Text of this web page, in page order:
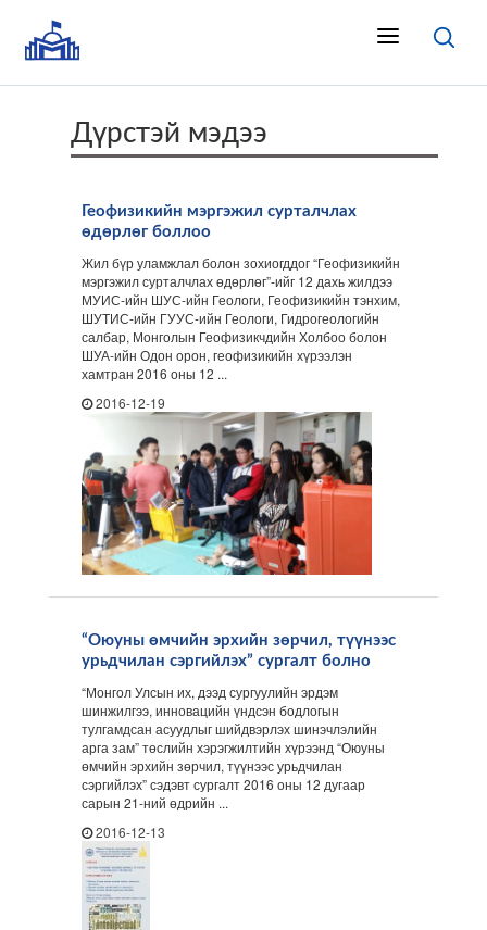
Дүрстэй мэдээ
Геофизикийн мэргэжил сурталчлах
өдөрлөг боллоо
Жил бүр уламжлал болон зохиогддог “Геофизикийн
мэргэжил сурталчлах өдөрлөг”-ийг 12 дахь жилдээ
МУИС-ийн ШУС-ийн Геологи, Геофизикийн тэнхим,
ШУТИС-ийн ГУУС-ийн Геологи, Гидрогеологийн
салбар, Монголын Геофизикчдийн Холбоо болон
ШУА-ийн Одон орон, геофизикийн хүрээлэн
хамтран 2016 оны 12 ...
2016-12-19
“Оюуны өмчийн эрхийн зөрчил, түүнээс
урьдчилан сэргийлэх” сургалт болно
“Монгол Улсын их, дээд сургуулийн эрдэм
шинжилгээ, инновацийн үндсэн бодлогын
тулгамдсан асуудлыг шийдвэрлэх шинэчлэлийн
арга зам” төслийн хэрэгжилтийн хүрээнд “Оюуны
өмчийн эрхийн зөрчил, түүнээс урьдчилан
сэргийлэх” сэдэвт сургалт 2016 оны 12 дугаар
сарын 21-ний өдрийн ...
2016-12-13